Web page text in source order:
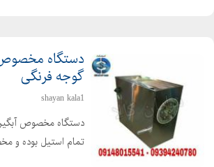
دستگاه
گوجه فرنگی
shayan kala1
دستگاه مخصوص
تمام استیل بوده و